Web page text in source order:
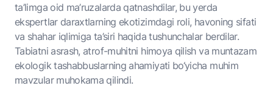
ta’limga oid ma’ruzalarda qatnashdilar, bu yerda
ekspertlar daraxtlarning ekotizimdagi roli, havoning sifati
va shahar iqlimiga ta’siri haqida tushunchalar berdilar.
Tabiatni asrash, atrof-muhitni himoya qilish va muntazam
ekologik tashabbuslarning ahamiyati bo‘yicha muhim
mavzular muhokama qilindi.